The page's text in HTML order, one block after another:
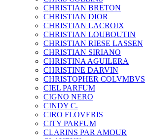
CHRISTIAN BRETON
CHRISTIAN DIOR
CHRISTIAN LACROIX
CHRISTIAN LOUBOUTIN
CHRISTIAN RIESE LASSEN
CHRISTIAN SIRIANO
CHRISTINA AGUILERA
CHRISTINE DARVIN
CHRISTOPHER COLVMBVS
CIEL PARFUM
CIGNO NERO
CINDY C.
CIRO FLOVERIS
CITY PARFUM
CLARINS PAR AMOUR